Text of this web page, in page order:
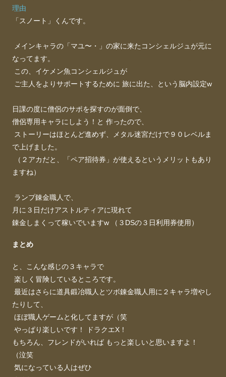
理由
「スノート」くんです。
メインキャラの「マユ〜・」の家に来たコンシェルジュが元に
なってます。
この、イケメン魚コンシェルジュが
ご主人をよりサポートするために 旅に出た、という脳内設定w
日課の度に僧侶のサポを探すのが面倒で、
僧侶専用キャラにしよう！と 作ったので、
ストーリーはほとんど進めず、メタル迷宮だけで９０レベルま
で上げました。
（２アカだと、「ペア招待券」が使えるというメリットもあり
ますね）
ランプ錬金職人で、
月に３日だけアストルティアに現れて
錬金しまくって稼いでいますw （３DSの３日利用券使用）
まとめ
と、こんな感じの３キャラで
楽しく冒険しているところです。
最近はさらに道具鍛冶職人とツボ錬金職人用に２キャラ増やし
たりして、
ほぼ職人ゲームと化してますが（笑
やっぱり楽しいです！ ドラクエX！
もちろん、フレンドがいれば もっと楽しいと思いますよ！
（泣笑
気になっている人はぜひ